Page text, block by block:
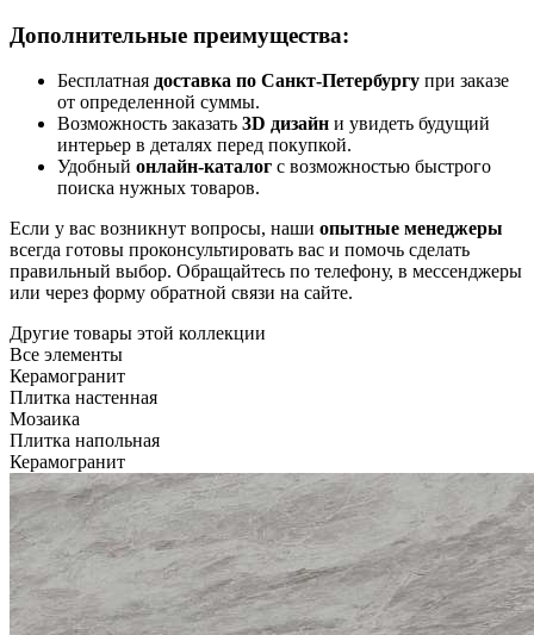
Дополнительные преимущества:
Бесплатная доставка по Санкт-Петербургу при заказе
от определенной суммы.
Возможность заказать 3D дизайн и увидеть будущий
интерьер в деталях перед покупкой.
Удобный онлайн-каталог с возможностью быстрого
поиска нужных товаров.
Если у вас возникнут вопросы, наши опытные менеджеры
всегда готовы проконсультировать вас и помочь сделать
правильный выбор. Обращайтесь по телефону, в мессенджеры
или через форму обратной связи на сайте.
Другие товары этой коллекции
Все элементы
Керамогранит
Плитка настенная
Мозаика
Плитка напольная
Керамогранит